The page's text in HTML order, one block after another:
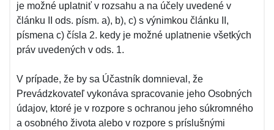
je možné uplatniť v rozsahu a na účely uvedené v
článku II ods. písm. a), b), c) s výnimkou článku II,
písmena c) čísla 2. kedy je možné uplatnenie všetkých
práv uvedených v ods. 1.
V prípade, že by sa Účastník domnieval, že
Prevádzkovateľ vykonáva spracovanie jeho Osobných
údajov, ktoré je v rozpore s ochranou jeho súkromného
a osobného života alebo v rozpore s príslušnými